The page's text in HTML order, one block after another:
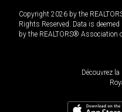
Copyright 2026 by the
Rights Reserved. Data is
by the REALTORS® Association
Découvrez